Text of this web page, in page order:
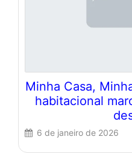
Minha Casa,
habitacional
6 de janeiro de 2026